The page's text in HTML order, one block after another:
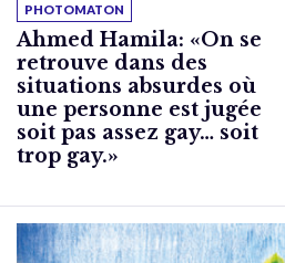
PHOTOMATON
Ahmed Hamila: «On se
retrouve dans des
situations absurdes où
une personne est jugée
soit pas assez gay… soit
trop gay.»